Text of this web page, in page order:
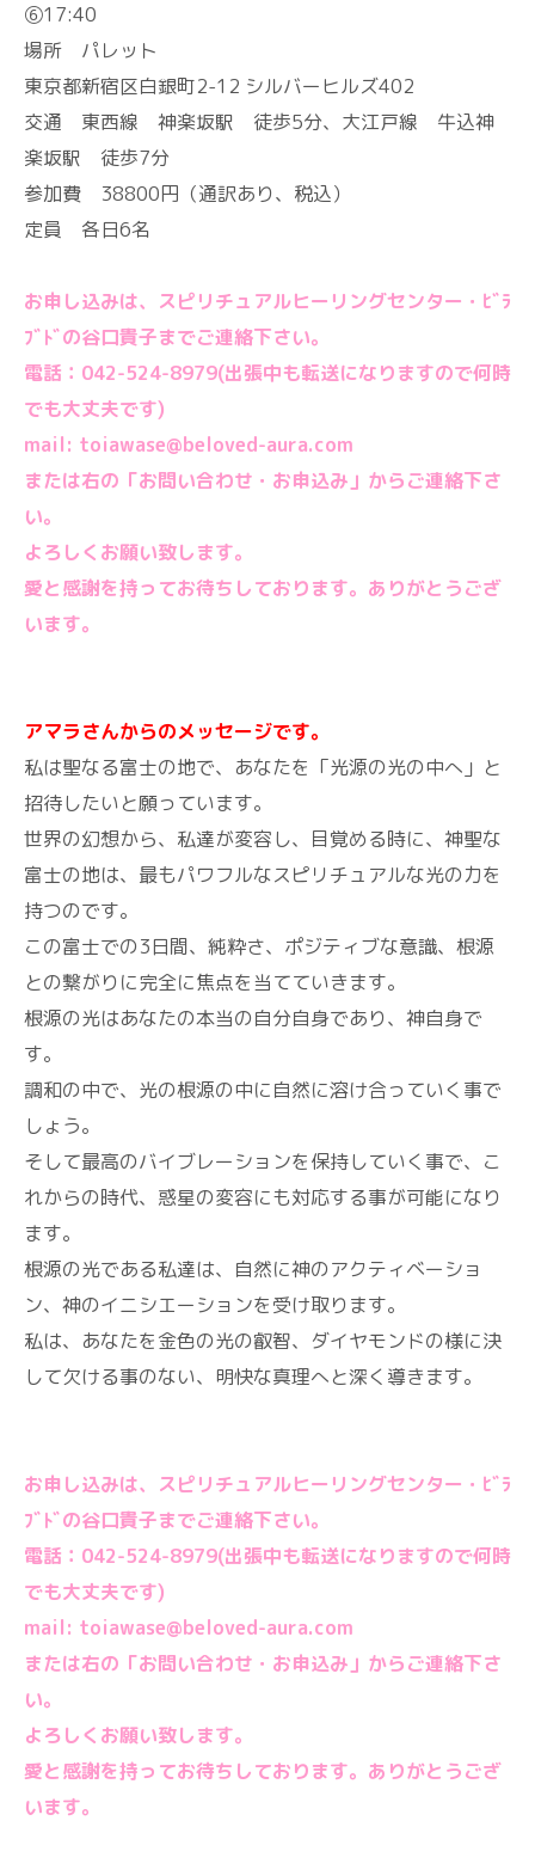
⑥17:40
場所 パレット
東京都新宿区白銀町2-12 シルバーヒルズ402
交通 東西線 神楽坂駅 徒歩5分、大江戸線 牛込神
楽坂駅 徒歩7分
参加費 38800円（通訳あり、税込）
定員 各日6名
お申し込みは、スピリチュアルヒーリングセンター・ﾋﾞﾗ
ﾌﾞﾄﾞの谷口貴子までご連絡下さい。
電話：042-524-8979(出張中も転送になりますので何時
でも大丈夫です)
mail: toiawase@beloved-aura.com
または右の「お問い合わせ・お申込み」からご連絡下さ
い。
よろしくお願い致します。
愛と感謝を持ってお待ちしております。ありがとうござ
います。
アマラさんからのメッセージです。
私は聖なる富士の地で、あなたを「光源の光の中へ」と
招待したいと願っています。
世界の幻想から、私達が変容し、目覚める時に、神聖な
富士の地は、最もパワフルなスピリチュアルな光の力を
持つのです。
この富士での3日間、純粋さ、ポジティブな意識、根源
との繋がりに完全に焦点を当てていきます。
根源の光はあなたの本当の自分自身であり、神自身で
す。
調和の中で、光の根源の中に自然に溶け合っていく事で
しょう。
そして最高のバイブレーションを保持していく事で、こ
れからの時代、惑星の変容にも対応する事が可能になり
ます。
根源の光である私達は、自然に神のアクティベーショ
ン、神のイニシエーションを受け取ります。
私は、あなたを金色の光の叡智、ダイヤモンドの様に決
して欠ける事のない、明快な真理へと深く導きます。
お申し込みは、スピリチュアルヒーリングセンター・ﾋﾞﾗ
ﾌﾞﾄﾞの谷口貴子までご連絡下さい。
電話：042-524-8979(出張中も転送になりますので何時
でも大丈夫です)
mail: toiawase@beloved-aura.com
または右の「お問い合わせ・お申込み」からご連絡下さ
い。
よろしくお願い致します。
愛と感謝を持ってお待ちしております。ありがとうござ
います。